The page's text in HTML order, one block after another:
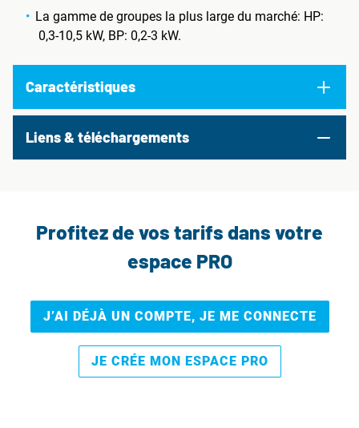
La gamme de groupes la plus large du marché: HP:
0,3-10,5 kW, BP: 0,2-3 kW.
Caractéristiques
Liens & téléchargements
Profitez de vos tarifs dans votre
espace PRO
J’AI DÉJÀ UN COMPTE, JE ME CONNECTE
JE CRÉE MON ESPACE PRO